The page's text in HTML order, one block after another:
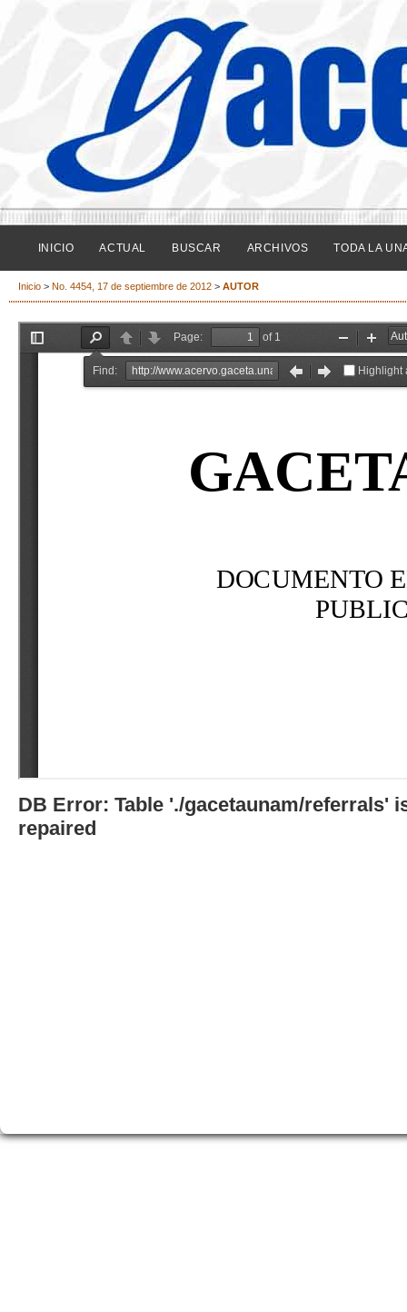
INICIO ACTUAL BUSCAR ARCHIVOS TODA LA
Inicio > No. 4454, 17 de septiembre de 2012 > AUTOR
DB Error: Table './gacetaunam/referrals'
repaired